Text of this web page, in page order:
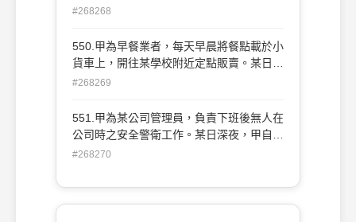
害致死罪 (D)甲成立過當防衛
之侵占罪，無處罰未遂犯之規定(B)侵占遺
居親屬之間，犯侵占罪者，頇告訴乃論(D)
直系血親之間，犯侵占罪者，免除其刑
#268268
550.甲為早餐業者，每天早晨將餐點載於小
貨車上，開往某學校附近定點販賣。某日，
甲一如往常開著小貨車出門做生意，在該學
日因傷重死亡。請問：依實務見解，甲之行
為如何論處？ (A)甲成立過失傷害罪(B)甲成
#268269
551.甲為某公司管理員，負責下班後無人在
公司時之安全警衛工作。某日深夜，甲自監
視器上發覺其友人乙正進入該公司偷竊財
行動。而乙不知甲已經發覺，於竊得財物
後，順利逃離現場。請問：甲與乙之行為如
#268270